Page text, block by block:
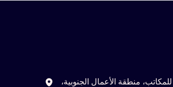
منطقة الأعمال الجنوبية،